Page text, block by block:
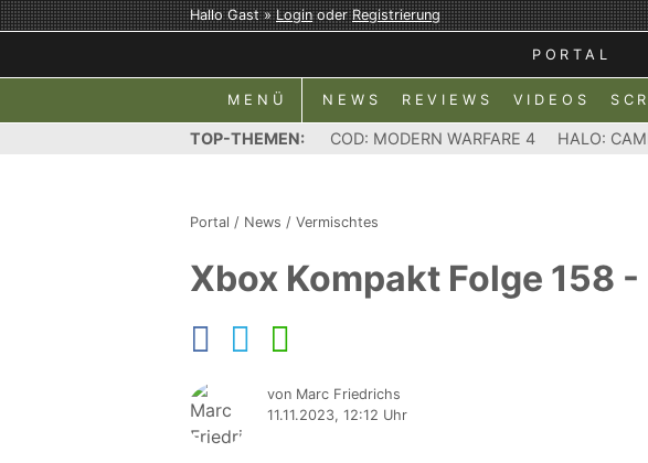
Hallo Gast »LoginoderRegistrierung
PORTAL
MENÜ NEWS REVIEWS VIDEOS
TOP-THEMEN: COD: MODERN WARFARE 4 HALO:
Portal / News / Vermischtes
Xbox Kompakt Folge 158
von Marc Friedrichs
11.11.2023, 12:12 Uhr